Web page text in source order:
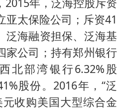
亚太保险公司；斥资41
泛海融资担保、泛海基
家公司；持有郑州银行
北部湾银行6.32%股
股份。2016年，“泛
收购美国大型综合金